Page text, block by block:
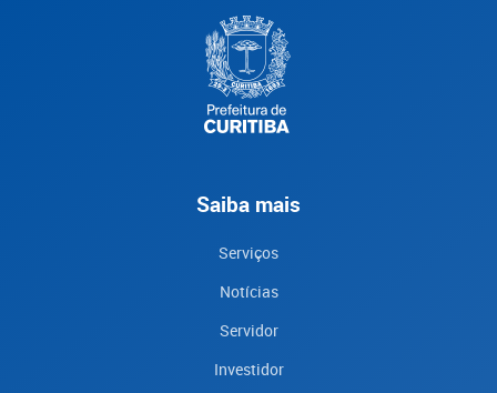
Saiba mais
Serviços
Notícias
Servidor
Investidor